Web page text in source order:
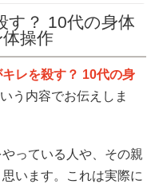
す？ 10代の身体
操作
キレを殺す？ 10代の身
う内容でお伝えしま
っている人や、その親
います。これは実際に